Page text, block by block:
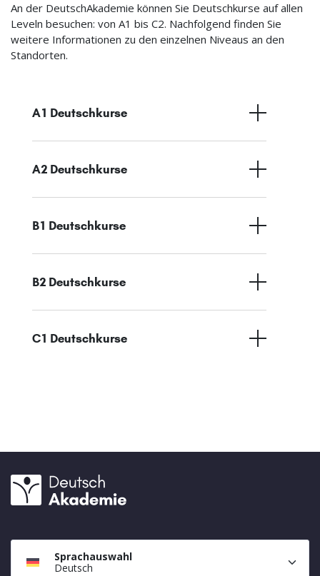
An der DeutschAkademie können Sie Deutschkurse auf allen
Leveln besuchen: von A1 bis C2. Nachfolgend finden Sie
weitere Informationen zu den einzelnen Niveaus an den
Standorten.
A1 Deutschkurse
A2 Deutschkurse
B1 Deutschkurse
B2 Deutschkurse
C1 Deutschkurse
Sprachauswahl
Deutsch